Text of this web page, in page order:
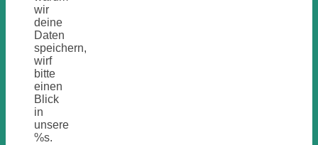
wir
deine
Daten
speichern,
wirf
bitte
einen
Blick
in
unsere
%s.